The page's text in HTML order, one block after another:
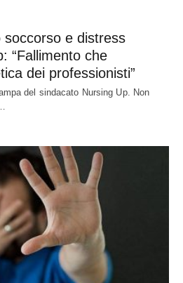
e distress
“Fallimento che
dei professionisti”
del sindacato Nursing Up. Non